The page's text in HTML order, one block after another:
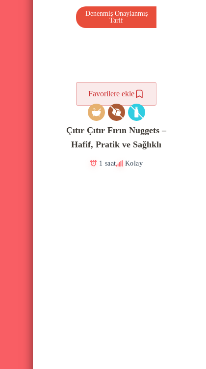
Favorilere ekle
Denenmiş Onaylanmış
Tarif
Çıtır Çıtır Fırın Nuggets –
Hafif, Pratik ve Sağlıklı
1 saat Kolay